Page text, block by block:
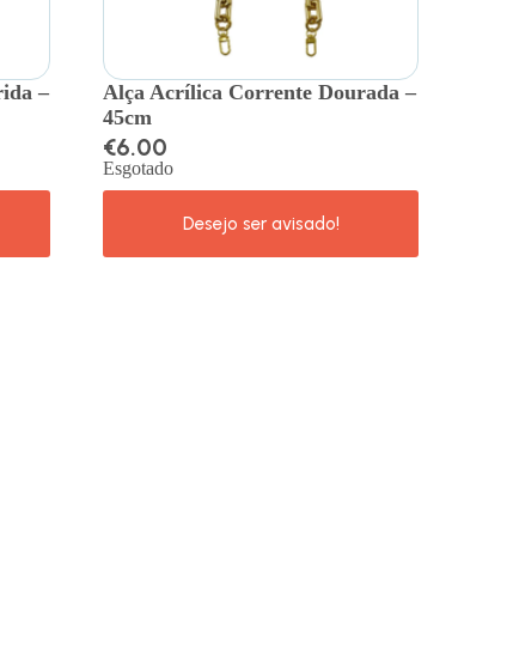
–
Alça Acrílica Corrente Dourada –
45cm
€6.00
Esgotado